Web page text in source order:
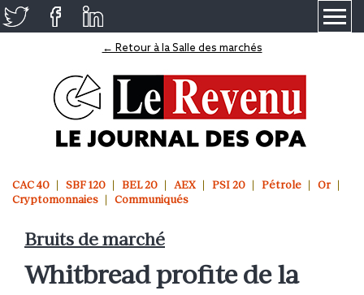
← Retour à la Salle des marchés
CAC 40 SBF 120 BEL 20 AEX PSI 20 Pétrole
Or
Cryptomonnaies
Communiqués
Bruits de marché
Whitbread profite de la